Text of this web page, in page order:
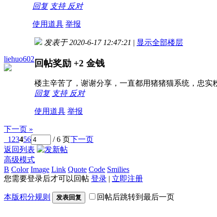
回复 支持 反对
使用道具 举报
liehuo602
发表于 2020-6-17 12:47:21 | 显示全部楼层
回帖奖励 +2 金钱
楼主辛苦了，谢谢分享，一直都用猪猪猫系统，忠实
回复 支持 反对
使用道具 举报
下一页 »
1 23456 / 6 页下一页
返回列表
高级模式
B Color Image Link Quote Code Smilies
您需要登录后才可以回帖 登录 | 立即注册
本版积分规则 发表回复 回帖后跳转到最后一页